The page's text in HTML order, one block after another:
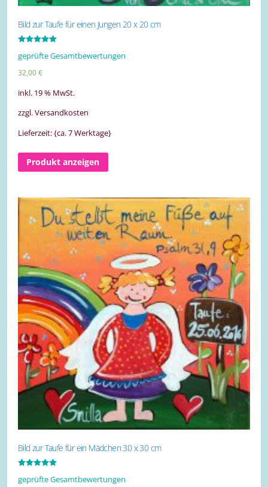
Bild zur Taufe für einen Jungen 20 x 20 cm
5.00
geprüfte Gesamtbewertungen
32,00€
inkl. 19 % MwSt.
zzgl. Versandkosten
Lieferzeit: {ca. 7 Werktage}
Produkt anzeigen
Bild zur Taufe für ein Mädchen 30 x 30 cm
5.00
geprüfte Gesamtbewertungen